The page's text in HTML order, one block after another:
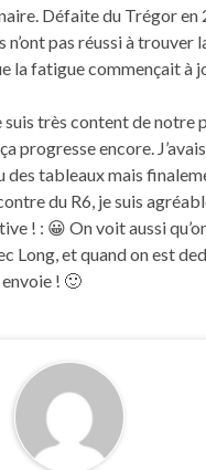
Défaite du Trégor en
n’ont pas réussi à trouver
la fatigue commençait à
suis très content de notre
progresse encore.
des tableaux mais
du R6, je suis
! : 😀 On voit aussi
Long, et quand on est
! 🙂